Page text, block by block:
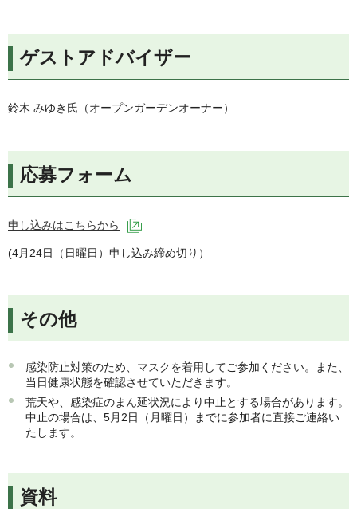
ゲストアドバイザー
鈴木 みゆき氏（オープンガーデンオーナー）
応募フォーム
申し込みはこちらから
(4月24日（日曜日）申し込み締め切り）
その他
感染防止対策のため、マスクを着用してご参加ください。また、
当日健康状態を確認させていただきます。
荒天や、感染症のまん延状況により中止とする場合があります。
中止の場合は、5月2日（月曜日）までに参加者に直接ご連絡い
たします。
資料